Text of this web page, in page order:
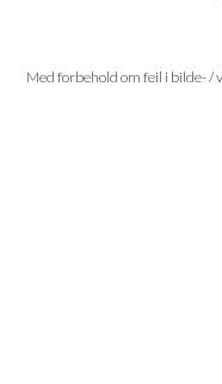
Med forbehold om feil i bilde- /